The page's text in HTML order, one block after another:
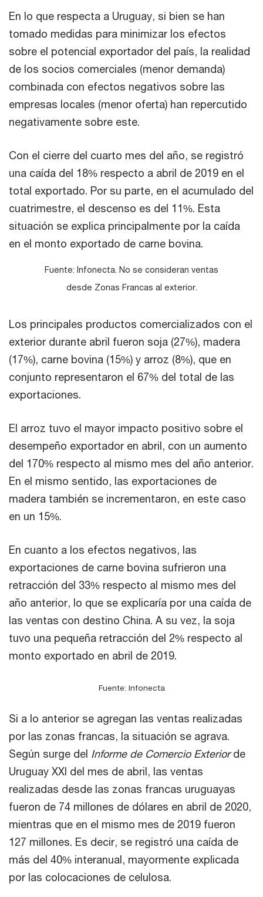
En lo que respecta a Uruguay, si bien se han
tomado medidas para minimizar los efectos
sobre el potencial exportador del país, la realidad
de los socios comerciales (menor demanda)
combinada con efectos negativos sobre las
empresas locales (menor oferta) han repercutido
negativamente sobre este.
Con el cierre del cuarto mes del año, se registró
una caída del 18% respecto a abril de 2019 en el
total exportado. Por su parte, en el acumulado del
cuatrimestre, el descenso es del 11%. Esta
situación se explica principalmente por la caída
en el monto exportado de carne bovina.
Fuente: Infonecta. No se consideran ventas
desde Zonas Francas al exterior.
Los principales productos comercializados con el
exterior durante abril fueron soja (27%), madera
(17%), carne bovina (15%) y arroz (8%), que en
conjunto representaron el 67% del total de las
exportaciones.
El arroz tuvo el mayor impacto positivo sobre el
desempeño exportador en abril, con un aumento
del 170% respecto al mismo mes del año anterior.
En el mismo sentido, las exportaciones de
madera también se incrementaron, en este caso
en un 15%.
En cuanto a los efectos negativos, las
exportaciones de carne bovina sufrieron una
retracción del 33% respecto al mismo mes del
año anterior, lo que se explicaría por una caída de
las ventas con destino China. A su vez, la soja
tuvo una pequeña retracción del 2% respecto al
monto exportado en abril de 2019.
Fuente: Infonecta
Si a lo anterior se agregan las ventas realizadas
por las zonas francas, la situación se agrava.
Según surge del Informe de Comercio Exteriorde
Uruguay XXI del mes de abril, las ventas
realizadas desde las zonas francas uruguayas
fueron de 74 millones de dólares en abril de 2020,
mientras que en el mismo mes de 2019 fueron
127 millones. Es decir, se registró una caída de
más del 40% interanual, mayormente explicada
por las colocaciones de celulosa.